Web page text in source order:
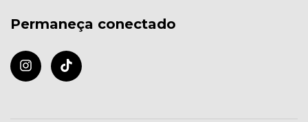
Permaneça conectado